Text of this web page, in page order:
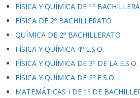
FÍSICA Y QUÍMICA DE 1º
FÍSICA DE 2º BACHILLERATO
QUÍMICA DE 2º BACHILLERATO
FÍSICA Y QUÍMICA 4º E.S.O.
FÍSICA Y QUÍMICA DE 3º DE LA E.S.O.
FÍSICA Y QUÍMICA DE 2º E.S.O.
MATEMÁTICAS I DE 1º DE